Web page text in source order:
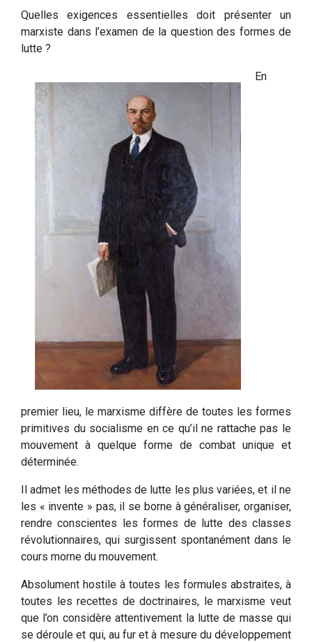
Quelles exigences essentielles doit présenter un
marxiste dans l’examen de la question des formes de
lutte ?
En
premier lieu, le marxisme diffère de toutes les formes
primitives du socialisme en ce qu’il ne rattache pas le
mouvement à quelque forme de combat unique et
déterminée.
Il admet les méthodes de lutte les plus variées, et il ne
les « invente » pas, il se borne à généraliser, organiser,
rendre conscientes les formes de lutte des classes
révolutionnaires, qui surgissent spontanément dans le
cours morne du mouvement.
Absolument hostile à toutes les formules abstraites, à
toutes les recettes de doctrinaires, le marxisme veut
que l’on considère attentivement la lutte de masse qui
se déroule et qui, au fur et à mesure du développement